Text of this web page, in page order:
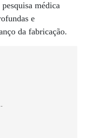
médica
e
da fabricação.